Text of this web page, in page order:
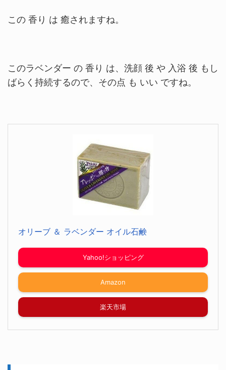
この 香り は 癒されますね。
このラベンダー の 香り は、洗顔 後 や 入浴 後 もし
ばらく持続するので、その点 も いい ですね。
オリーブ ＆ ラベンダー オイル石鹸
Yahoo!ショッピング
Amazon
楽天市場